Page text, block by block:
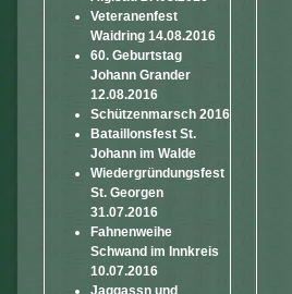
Veteranenfest
Waidring 14.08.2016
60. Geburtstag
Johann Grander
12.08.2016
Schützenmarsch 2016
Bataillonsfest St.
Johann im Walde
Wiedergründungsfest
St. Georgen
31.07.2016
Fahnenweihe
Schwand im Innkreis
10.07.2016
Jaggassn und